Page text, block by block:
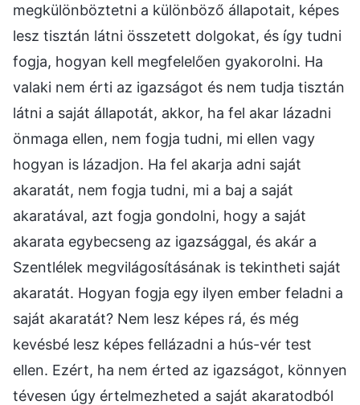
megkülönböztetni a különböző állapotait, képes
lesz tisztán látni összetett dolgokat, és így tudni
fogja, hogyan kell megfelelően gyakorolni. Ha
valaki nem érti az igazságot és nem tudja tisztán
látni a saját állapotát, akkor, ha fel akar lázadni
önmaga ellen, nem fogja tudni, mi ellen vagy
hogyan is lázadjon. Ha fel akarja adni saját
akaratát, nem fogja tudni, mi a baj a saját
akaratával, azt fogja gondolni, hogy a saját
akarata egybecseng az igazsággal, és akár a
Szentlélek megvilágosításának is tekintheti saját
akaratát. Hogyan fogja egy ilyen ember feladni a
saját akaratát? Nem lesz képes rá, és még
kevésbé lesz képes fellázadni a hús-vér test
ellen. Ezért, ha nem érted az igazságot, könnyen
tévesen úgy értelmezheted a saját akaratodból